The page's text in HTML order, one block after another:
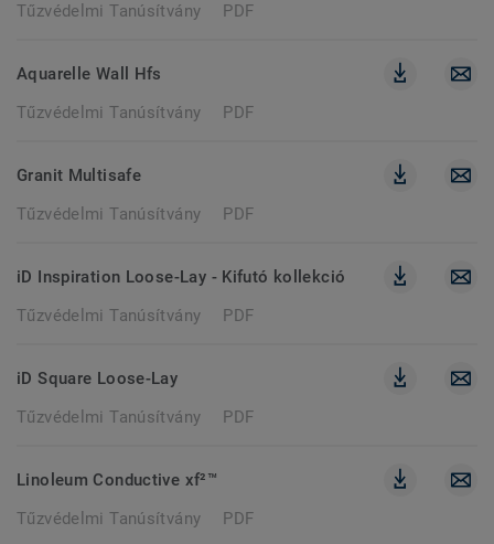
Tűzvédelmi Tanúsítvány
PDF
Aquarelle Wall Hfs
Tűzvédelmi Tanúsítvány
PDF
Granit Multisafe
Tűzvédelmi Tanúsítvány
PDF
iD Inspiration Loose-Lay - Kifutó kollekció
Tűzvédelmi Tanúsítvány
PDF
iD Square Loose-Lay
Tűzvédelmi Tanúsítvány
PDF
Linoleum Conductive xf²™
Tűzvédelmi Tanúsítvány
PDF